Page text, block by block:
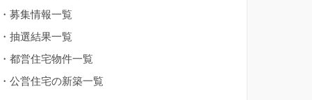
・募集情報一覧
・抽選結果一覧
・都営住宅物件一覧
・公営住宅の新築一覧